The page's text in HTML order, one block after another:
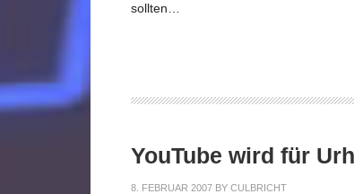
sollten…
YouTube wird für
8. FEBRUAR 2007 BY CULBRICHT